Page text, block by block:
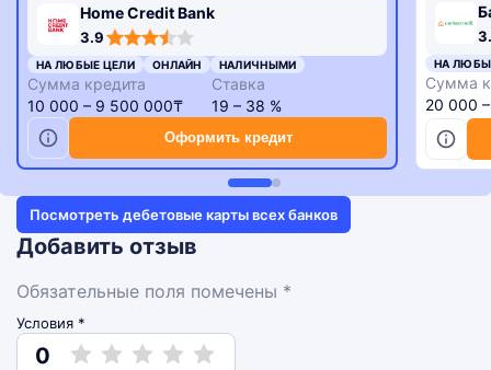
Home Credit Bank
3.9
НА ЛЮБЫЕ ЦЕЛИ ОНЛАЙН НАЛИЧНЫМИ
Сумма кредита
10 000 – 9 500 000₸
Ставка
19 – 38 %
Оформить кредит
НА
Сумма
20 000
Посмотреть дебетовые карты всех банков
Добавить отзыв
Обязательные поля помечены *
Условия *
0